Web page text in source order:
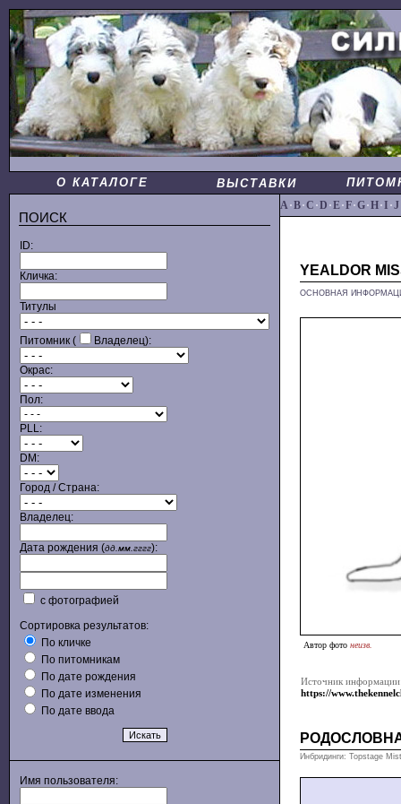
О КАТАЛОГЕ ВЫСТАВКИ
ПОИСК
ID:
Кличка:
Титулы
Питомник ( Владелец):
Окрас:
Пол:
PLL:
DM:
Город / Страна:
Владелец:
Дата рождения (дд.мм.гггг):
с фотографией
Сортировка результатов:
По кличке
По питомникам
По дате рождения
По дате изменения
По дате ввода
Имя пользователя:
A·B·C ·D ·E·F·G·H·I ·J
YEALDOR
ОСНОВНАЯ
Автор фото неизв.
Источник
https://
Инбридинги: Topstage